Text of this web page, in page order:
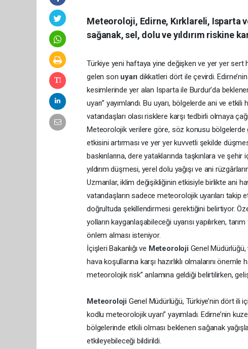
Meteoroloji, Edirne, Kırklareli, Isparta
sağanak, sel, dolu ve yıldırım riskine
Türkiye yeni haftaya yine değişken ve yer yer sert
gelen son uyarıdikkatleri dört ile çevirdi.
kesimlerinde yer alan Isparta ile Burdur’da
uyarı” yayımlandı. Bu uyarı, bölgelerde ani ve
vatandaşları olası risklere karşı tedbirli olmaya
Meteorolojik verilere göre, söz konusu bölgelerde
etkisini artırması ve yer yer kuvvetli şekilde
baskınlarına, dere yataklarında taşkınlara ve
yıldırım düşmesi, yerel dolu yağışı ve ani
Uzmanlar, iklim değişikliğinin etkisiyle birlikte ani
vatandaşların sadece meteorolojik uyarıları takip
doğrultuda şekillendirmesi gerektiğini belirtiyor.
yolların kayganlaşabileceği uyarısı yapılırken,
önlem alması isteniyor.
İçişleri Bakanlığı ve Meteoroloji Genel
hava koşullarına karşı hazırlıklı olmalarını
meteorolojik risk” anlamına geldiği belirtilirken,
Meteoroloji Genel Müdürlüğü, Türkiye’nin dört ili
kodlu meteorolojik uyarı” yayımladı. Edirne’nin
bölgelerinde etkili olması beklenen sağanak
etkileyebileceği bildirildi.